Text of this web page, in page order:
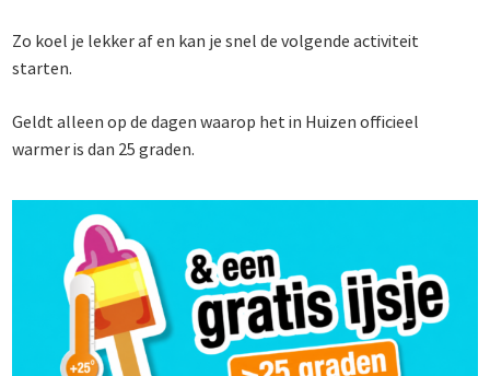
Zo koel je lekker af en kan je snel de volgende activiteit
starten.
Geldt alleen op de dagen waarop het in Huizen officieel
warmer is dan 25 graden.